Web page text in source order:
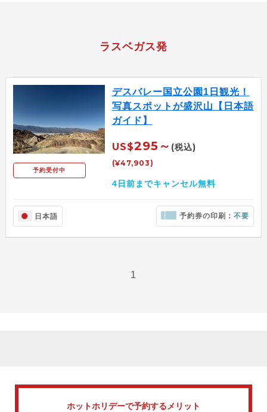
ラスベガス発
予約受付中
デスバレー国立公園1日観光！
写真スポットが盛沢山【日本語
ガイド】
US$295～ (税込)
(¥47,903)
4日前までキャンセル無料
日本語 予約券の印刷：不要
1
ホットホリデーで予約するメリット